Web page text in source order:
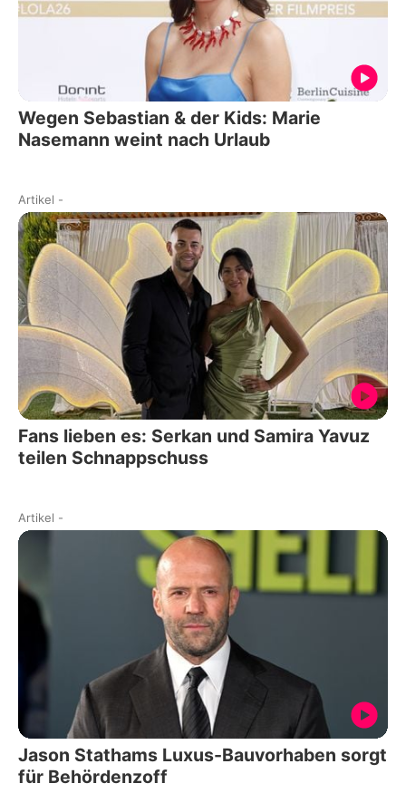
Wegen Sebastian & der Kids: Marie
Nasemann weint nach Urlaub
Artikel -
Fans lieben es: Serkan und Samira Yavuz
teilen Schnappschuss
Artikel -
Jason Stathams Luxus-Bauvorhaben sorgt
für Behördenzoff